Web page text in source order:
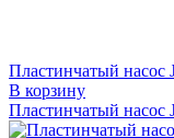
Пластинчатый насос
В корзину
Пластинчатый насос